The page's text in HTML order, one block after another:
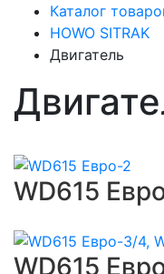
Каталог
HOWO SITRAK
Двигатель
WD615
WD615